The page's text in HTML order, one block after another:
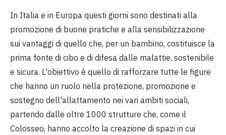
In Italia e in Europa questi giorni sono destinati alla
promozione di buone pratiche e alla sensibilizzazione
sui vantaggi di quello che, per un bambino, costituisce la
prima fonte di cibo e di difesa dalle malattie, sostenibile
e sicura. L'obiettivo è quello di rafforzare tutte le figure
che hanno un ruolo nella protezione, promozione e
sostegno dell'allattamento nei vari ambiti sociali,
partendo dalle oltre 1000 strutture che, come il
Colosseo, hanno accolto la creazione di spazi in cui